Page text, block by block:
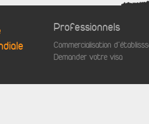
Professionnels
Commercialisation
Demander votre visa